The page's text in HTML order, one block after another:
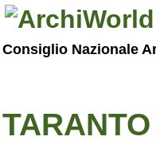
Consiglio Nazionale
TARANTO